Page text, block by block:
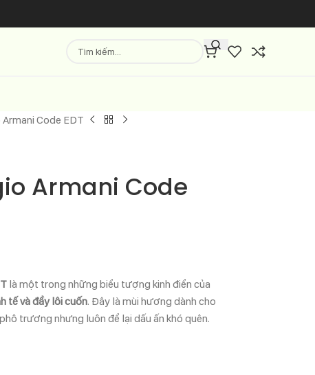
Code EDT
Armani Code
là một trong những biểu tượng kinh điển của
tế và đầy lôi cuốn. Đây là mùi hương dành cho
trương nhưng luôn để lại dấu ấn khó quên.